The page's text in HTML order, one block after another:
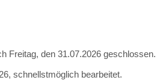
Freitag, den 31.07.2026 geschlossen.
schnellstmöglich bearbeitet.